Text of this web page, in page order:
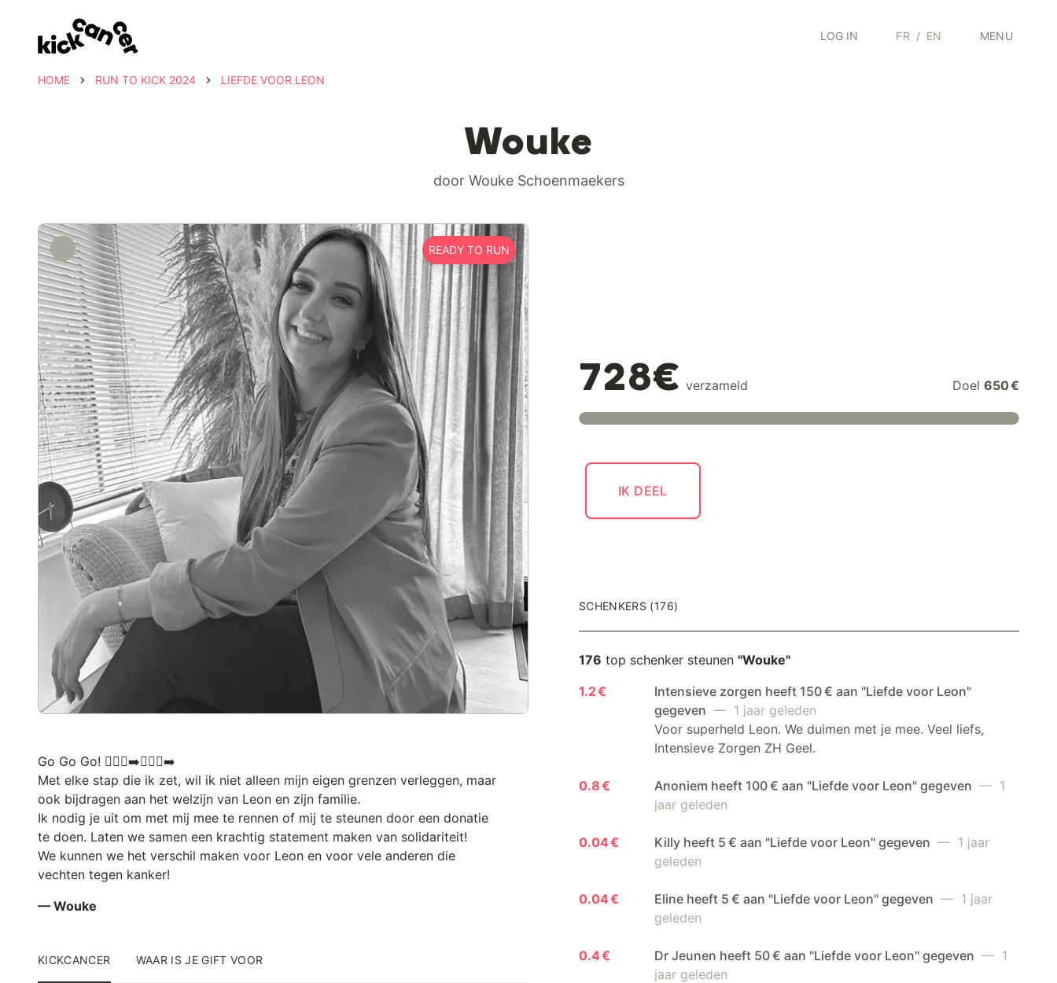
LOG IN FR / EN MENU
HOME RUN TO KICK 2024 LIEFDE VOOR LEON
Wouke
door Wouke Schoenmaekers
READY TO RUN
728€ verzameld Doel 650 €
IK DEEL
Go Go Go! 🏃🏻‍♀️‍➡️🏃🏻‍♀️‍➡️
Met elke stap die ik zet, wil ik niet alleen mijn eigen grenzen verleggen, maar
ook bijdragen aan het welzijn van Leon en zijn familie.
Ik nodig je uit om met mij mee te rennen of mij te steunen door een donatie
te doen. Laten we samen een krachtig statement maken van solidariteit!
We kunnen we het verschil maken voor Leon en voor vele anderen die
vechten tegen kanker!
— Wouke
KICKCANCER WAAR IS JE GIFT VOOR
SCHENKERS (176)
176 top schenker steunen "Wouke"
1.2 €
Intensieve zorgen heeft 150 € aan "Liefde voor Leon"
gegeven — 1 jaar geleden
Voor superheld Leon. We duimen met je mee. Veel liefs,
Intensieve Zorgen ZH Geel.
0.8 € Anoniem heeft 100 € aan "Liefde voor Leon" gegeven — 1
jaar geleden
0.04 € Killy heeft 5 € aan "Liefde voor Leon" gegeven — 1 jaar
geleden
0.04 € Eline heeft 5 € aan "Liefde voor Leon" gegeven — 1 jaar
geleden
0.4 € Dr Jeunen heeft 50 € aan "Liefde voor Leon" gegeven — 1
jaar geleden